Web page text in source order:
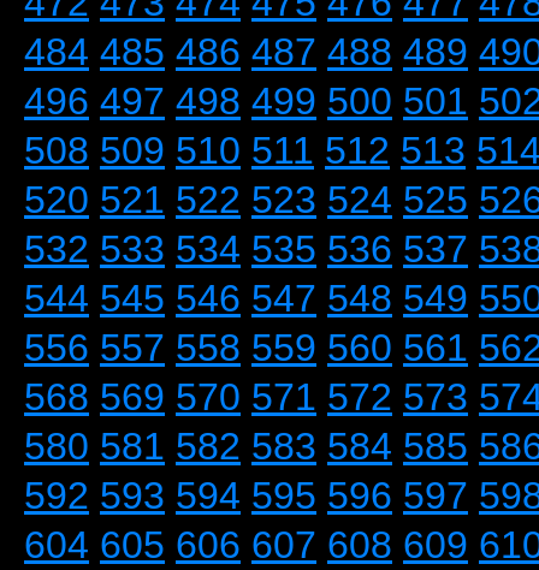
484 485 486 487 488 489
496 497 498 499 500 501
508 509 510 511 512 513
520 521 522 523 524 525
532 533 534 535 536 537
544 545 546 547 548 549
556 557 558 559 560 561
568 569 570 571 572 573
580 581 582 583 584 585
592 593 594 595 596 597
604 605 606 607 608 609